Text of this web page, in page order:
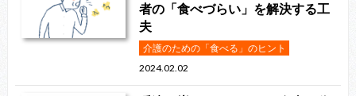
者の「食べづらい」を解決する工
夫
介護のための「食べる」のヒント
2024.02.02